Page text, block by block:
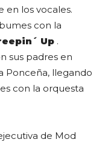
los vocales.
con la
Up .
sus padres en
Ponceña, llegando
con la orquesta
de Mod